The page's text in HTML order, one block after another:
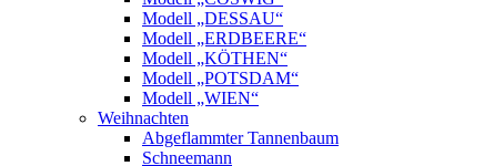
Modell „DESSAU“
Modell „ERDBEERE“
Modell „KÖTHEN“
Modell „POTSDAM“
Modell „WIEN“
Weihnachten
Abgeflammter Tannenbaum
Schneemann